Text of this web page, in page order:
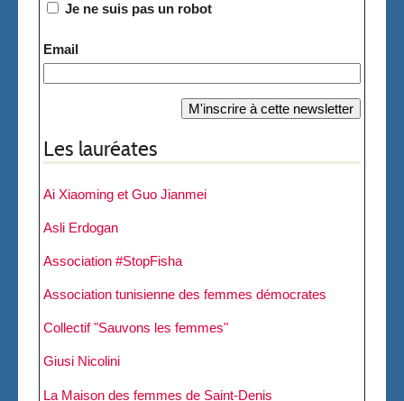
Je ne suis pas un robot
Email
Les lauréates
Ai Xiaoming et Guo Jianmei
Asli Erdogan
Association #StopFisha
Association tunisienne des femmes démocrates
Collectif "Sauvons les femmes"
Giusi Nicolini
La Maison des femmes de Saint-Denis